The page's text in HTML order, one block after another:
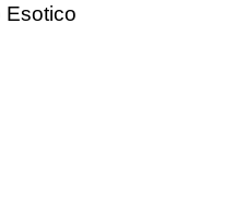
Concept
Esotico